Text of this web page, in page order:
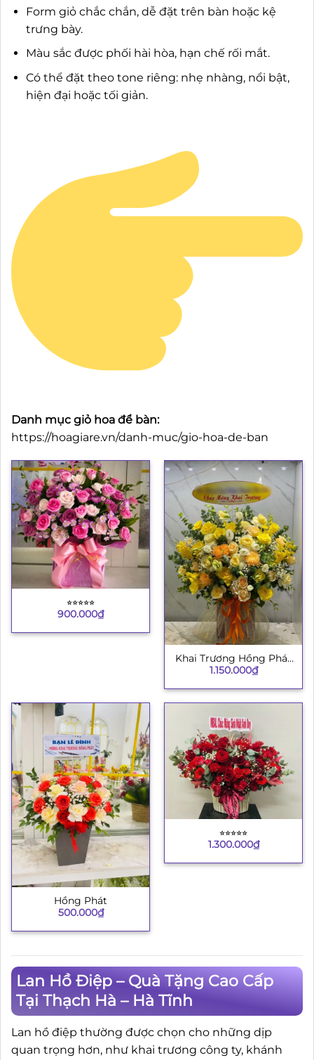
Form giỏ chắc chắn, dễ đặt trên bàn hoặc kệ
trưng bày.
Màu sắc được phối hài hòa, hạn chế rối mắt.
Có thể đặt theo tone riêng: nhẹ nhàng, nổi bật,
hiện đại hoặc tối giản.
Danh mục giỏ hoa để bàn:
https://hoagiare.vn/danh-muc/gio-hoa-de-ban
⭐︎⭐︎⭐︎⭐︎⭐︎
900.000₫
Khai Trương Hồng Phát
8
1.150.000₫
Hồng Phát
500.000₫
⭐︎⭐︎⭐︎⭐︎⭐︎
1.300.000₫
Lan Hồ Điệp – Quà Tặng Cao Cấp
Tại Thạch Hà – Hà Tĩnh
Lan hồ điệp thường được chọn cho những dịp
quan trọng hơn, như khai trương công ty, khánh